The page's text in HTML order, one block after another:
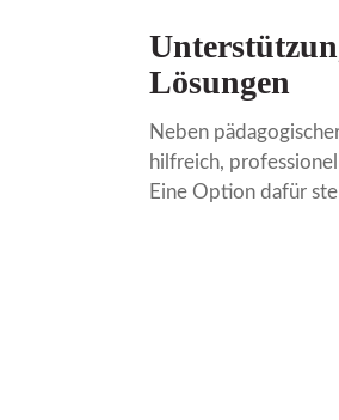
Lösungen
Neben
hilfreich,
Eine Option dafür